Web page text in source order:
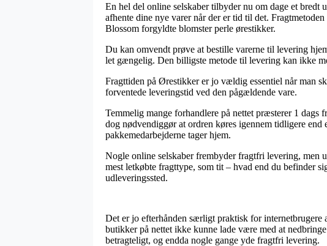
En hel del online selskaber tilbyder nu om dage et
afhente dine nye varer når der er tid til det.
Blossom forgyldte blomster perle ørestikker.
Du kan omvendt prøve at bestille varerne til levering
let gængelig. Den billigste metode til levering kan ikke
Fragttiden på Ørestikker er jo vældig essentiel når man
forventede leveringstid ved den pågældende vare.
Temmelig mange forhandlere på nettet præsterer 1
dog nødvendiggør at ordren køres igennem tidligere
pakkemedarbejderne tager hjem.
Nogle online selskaber frembyder fragtfri levering, men
mest letkøbte fragttype, som tit – hvad end du befinder
udleveringssted.
Det er jo efterhånden særligt praktisk for
butikker på nettet ikke kunne lade være med at
betragteligt, og endda nogle gange yde fragtfri levering.